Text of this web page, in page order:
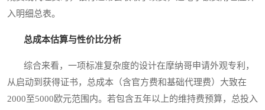
入明细总表。
总成本估算与性价比分析
综合来看，一项标准复杂度的设计在摩纳哥申请外观专利，
从启动到获得证书，总成本（含官方费和基础代理费）大致在
2000至5000欧元范围内。若包含五年以上的维持费预算，总投入